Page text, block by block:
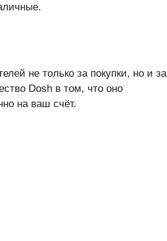
не только за покупки, но и за
Dosh в том, что оно
на ваш счёт.